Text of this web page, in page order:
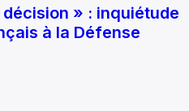
» : inquiétude
à la Défense